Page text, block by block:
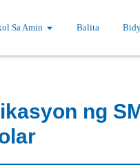
Sa Amin Balita
ng